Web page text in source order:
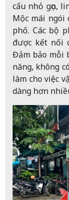
cấu nhỏ gọn,
Mộc mái ngói
phố. Các bộ
được kết nối
Đảm bảo mỗi
năng, không
làm cho việc
dàng hơn